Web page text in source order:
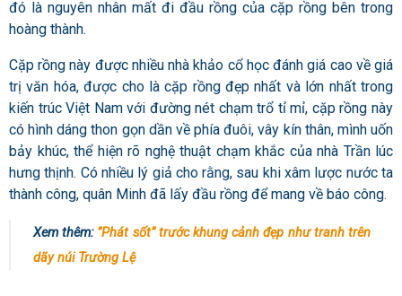
đó là nguyên nhân mất đi đầu rồng của cặp rồng bên trong
hoàng thành.
Cặp rồng này được nhiều nhà khảo cổ học đánh giá cao về giá
trị văn hóa, được cho là cặp rồng đẹp nhất và lớn nhất trong
kiến trúc Việt Nam với đường nét chạm trổ tỉ mỉ, cặp rồng này
có hình dáng thon gọn dần về phía đuôi, vây kín thân, mình uốn
bảy khúc, thể hiện rõ nghệ thuật chạm khắc của nhà Trần lúc
hưng thịnh. Có nhiều lý giả cho rằng, sau khi xâm lược nước ta
thành công, quân Minh đã lấy đầu rồng để mang về báo công.
Xem thêm: ”Phát sốt” trước khung cảnh đẹp như tranh trên
dãy núi Trường Lệ